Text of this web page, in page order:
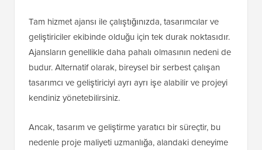
Tam hizmet ajansı ile çalıştığınızda, tasarımcılar ve
geliştiriciler ekibinde olduğu için tek durak noktasıdır.
Ajansların genellikle daha pahalı olmasının nedeni de
budur. Alternatif olarak, bireysel bir serbest çalışan
tasarımcı ve geliştiriciyi ayrı ayrı işe alabilir ve projeyi
kendiniz yönetebilirsiniz.
Ancak, tasarım ve geliştirme yaratıcı bir süreçtir, bu
nedenle proje maliyeti uzmanlığa, alandaki deneyime